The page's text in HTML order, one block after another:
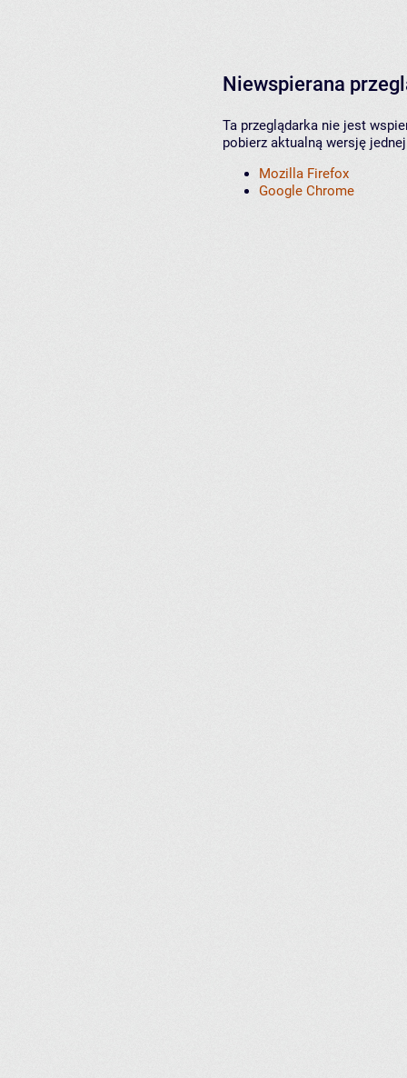
Niewspierana
Ta przeglądarka nie jest
pobierz aktualną wersję
Mozilla Firefox
Google Chrome